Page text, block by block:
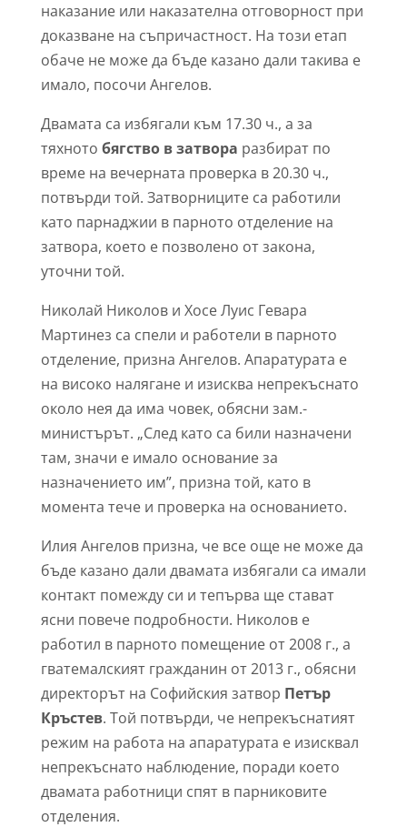
наказание или наказателна отговорност при
доказване на съпричастност. На този етап
обаче не може да бъде казано дали такива е
имало, посочи Ангелов.
Двамата са избягали към 17.30 ч., а за
тяхното бягство в затвора разбират по
време на вечерната проверка в 20.30 ч.,
потвърди той. Затворниците са работили
като парнаджии в парното отделение на
затвора, което е позволено от закона,
уточни той.
Николай Николов и Хосе Луис Гевара
Мартинез са спели и работели в парното
отделение, призна Ангелов. Апаратурата е
на високо налягане и изисква непрекъснато
около нея да има човек, обясни зам.-
министърът. „След като са били назначени
там, значи е имало основание за
назначението им”, призна той, като в
момента тече и проверка на основанието.
Илия Ангелов призна, че все още не може да
бъде казано дали двамата избягали са имали
контакт помежду си и тепърва ще стават
ясни повече подробности. Николов е
работил в парното помещение от 2008 г., а
гватемалският гражданин от 2013 г., обясни
директорът на Софийския затвор Петър
Кръстев. Той потвърди, че непрекъснатият
режим на работа на апаратурата е изисквал
непрекъснато наблюдение, поради което
двамата работници спят в парниковите
отделения.